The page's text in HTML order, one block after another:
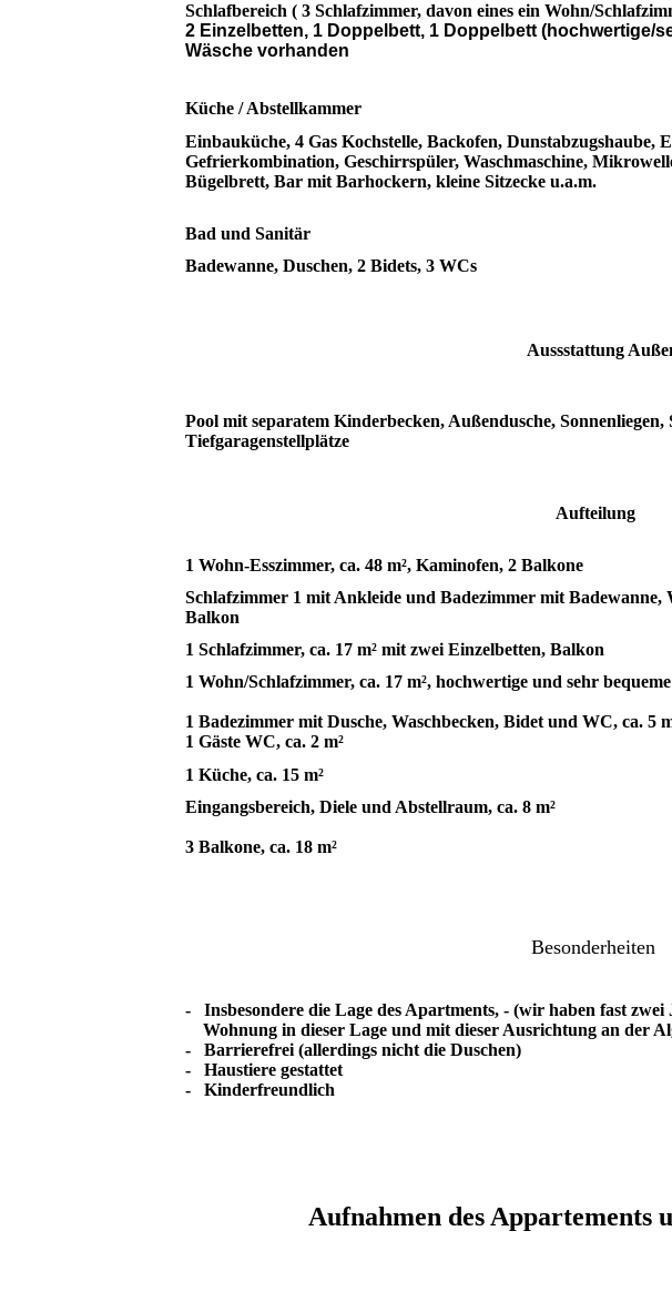
Schlafbereich ( 3 Schlafzimmer, davon eines ein Wohn/
2 Einzelbetten, 1 Doppelbett, 1 Doppelbett (hochwertige/
Wäsche vorhanden
Küche / Abstellkammer
Einbauküche, 4 Gas Kochstelle, Backofen, Dunstabzugshaube,
Gefrierkombination, Geschirrspüler, Waschmaschine,
Bügelbrett, Bar mit Barhockern, kleine Sitzecke u.a.m.
Bad und Sanitär
Badewanne, Duschen, 2 Bidets, 3 WCs
Aussstattung
Pool mit separatem Kinderbecken, Außendusche,
Tiefgaragenstellplätze
Aufteilung
1 Wohn-Esszimmer, ca. 48 m², Kaminofen, 2 Balkone
Schlafzimmer 1 mit Ankleide und Badezimmer mit Badewanne,
Balkon
1 Schlafzimmer, ca. 17 m² mit zwei Einzelbetten, Balkon
1 Wohn/Schlafzimmer, ca. 17 m², hochwertige und sehr
1 Badezimmer mit Dusche, Waschbecken, Bidet und WC, ca. 5
1 Gäste WC, ca. 2 m²
1 Küche, ca. 15 m²
Eingangsbereich, Diele und Abstellraum, ca. 8 m²
3 Balkone, ca. 18 m²
Besonderheiten
- Insbesondere die Lage des Apartments, - (wir haben fast zwei
Wohnung in dieser Lage und mit dieser Ausrichtung an der
- Barrierefrei (allerdings nicht die Duschen)
- Haustiere gestattet
- Kinderfreundlich
Aufnahmen des Appartements